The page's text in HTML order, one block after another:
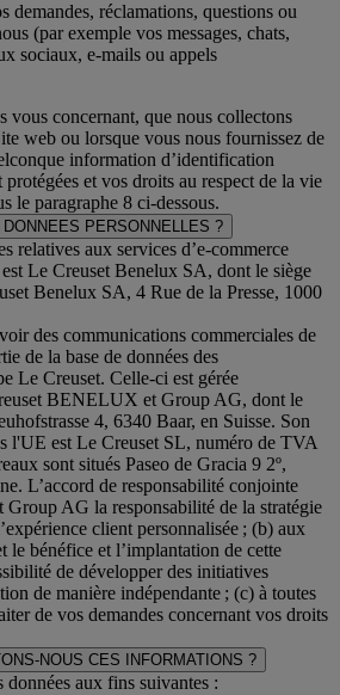
demandes, réclamations, questions ou
(par exemple vos messages, chats,
sociaux, e-mails ou appels
vous concernant, que nous collectons
web ou lorsque vous nous fournissez de
information d’identification
et vos droits au respect de la vie
le paragraphe 8 ci-dessous.
PERSONNELLES ?
relatives aux services d’e-commerce
Le Creuset Benelux SA, dont le siège
Benelux SA, 4 Rue de la Presse, 1000
des communications commerciales de
de la base de données des
Le Creuset. Celle-ci est gérée
BENELUX et Group AG, dont le
4, 6340 Baar, en Suisse. Son
l'UE est Le Creuset SL, numéro de TVA
sont situés Paseo de Gracia 9 2º,
L’accord de responsabilité conjointe
AG la responsabilité de la stratégie
client personnalisée ; (b) aux
le bénéfice et l’implantation de cette
de développer des initiatives
de manière indépendante ; (c) à toutes
de vos demandes concernant vos droits
NOUS CES INFORMATIONS ?
aux fins suivantes :